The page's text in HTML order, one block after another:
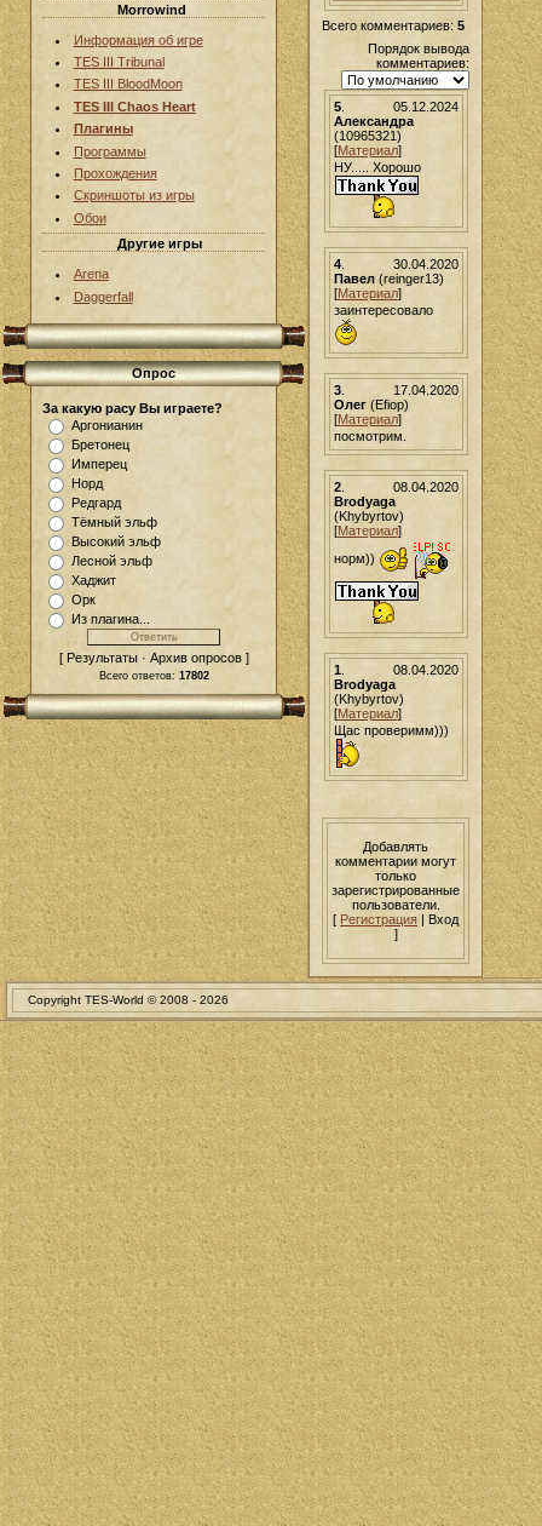
Morrowind
Информация об игре
TES III Tribunal
TES III BloodMoon
TES III Chaos Heart
Плагины
Программы
Прохождения
Скриншоты из игры
Обои
Другие игры
Arena
Daggerfall
Опрос
За какую расу Вы играете?
Аргонианин
Бретонец
Имперец
Норд
Редгард
Тёмный эльф
Высокий эльф
Лесной эльф
Хаджит
Орк
Из плагина...
[ Результаты · Архив опросов ]
Всего ответов: 17802
Всего комментариев: 5
Порядок вывода
комментариев:
05.12.2024
5.
Александра
(10965321)
[Материал]
НУ..... Хорошо
30.04.2020
4.
Павел(reinger13)
[Материал]
заинтересовало
17.04.2020
3.
Олег(Efiop)
[Материал]
посмотрим.
08.04.2020
2.
Brodyaga
(Khybyrtov)
[Материал]
норм))
08.04.2020
1.
Brodyaga
(Khybyrtov)
[Материал]
Щас проверимм)))
Добавлять
комментарии могут
только
зарегистрированные
пользователи.
[ Регистрация | Вход
]
Copyright TES-World © 2008 - 2026